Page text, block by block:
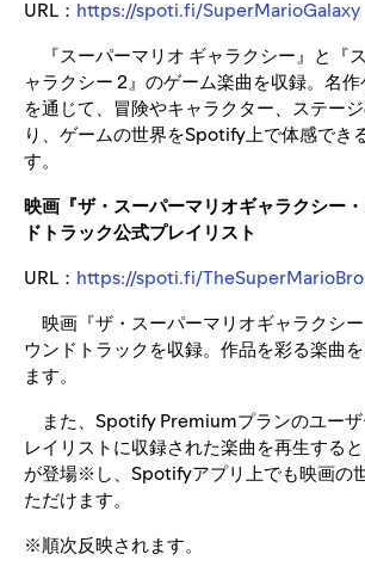
URL： https://spoti.fi/SuperMarioGalaxy
『スーパーマリオ ギャラクシー』と『
ャラクシー 2』のゲーム楽曲を収録。名
を通じて、冒険やキャラクター、ステー
り、ゲームの世界をSpotify上で体感でき
す。
映画『ザ・スーパーマリオギャラクシー
ドトラック公式プレイリスト
URL： https://spoti.fi/
映画『ザ・スーパーマリオギャラクシ
ウンドトラックを収録。作品を彩る楽曲
ます。
また、Spotify Premiumプランのユー
レイリストに収録された楽曲を再生する
が登場※し、Spotifyアプリ上でも映画の
ただけます。
※順次反映されます。